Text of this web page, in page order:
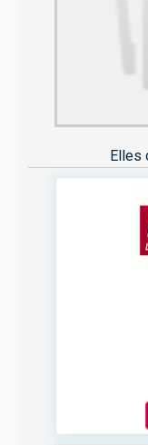
Elles